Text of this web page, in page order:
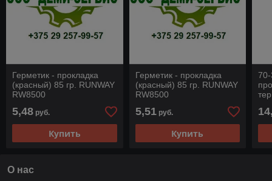
Герметик - прокладка
(красный) 85 гр. RUNWAY
RW8500
5,48 руб.
Купить
Герметик - прокладка
(красный) 85 гр. RUNWAY
RW8500
5,51руб.
Купить
О нас